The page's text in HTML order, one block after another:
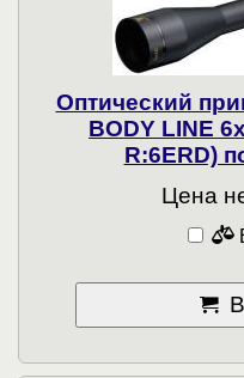
Оптический
BODY LINE
R:6ERD)
Цена